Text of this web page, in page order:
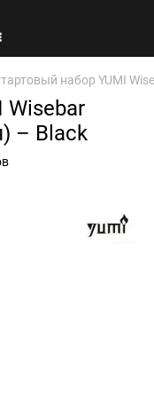
набор YUMI
Wisebar
– Black